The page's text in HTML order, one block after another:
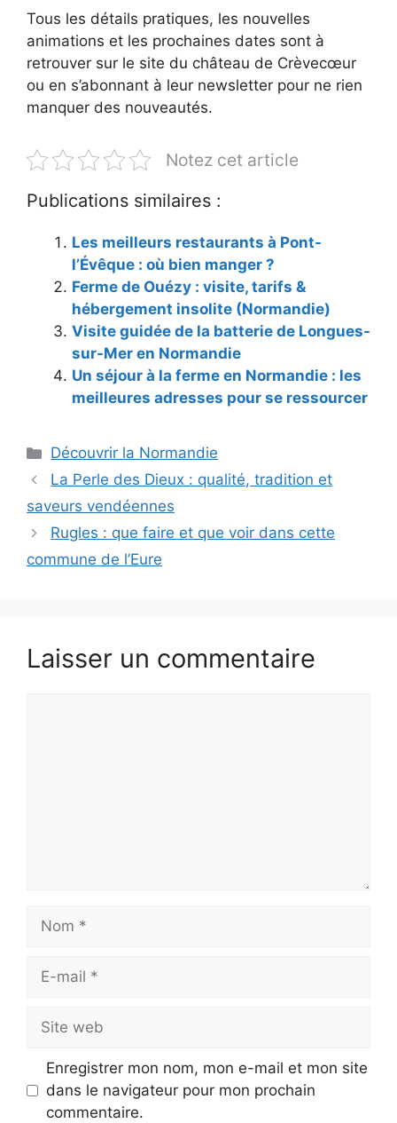
Tous les détails pratiques, les nouvelles
animations et les prochaines dates sont à
retrouver sur le site du château de Crèvecœur
ou en s’abonnant à leur newsletter pour ne rien
manquer des nouveautés.
Notez cet article
Publications similaires :
Les meilleurs restaurants à Pont-
l’Évêque : où bien manger ?
Ferme de Ouézy : visite, tarifs &
hébergement insolite (Normandie)
Visite guidée de la batterie de Longues-
sur-Mer en Normandie
Un séjour à la ferme en Normandie : les
meilleures adresses pour se ressourcer
Catégories
Découvrir la Normandie
La Perle des Dieux : qualité, tradition et
saveurs vendéennes
Rugles : que faire et que voir dans cette
commune de l’Eure
Laisser un commentaire
Nom
Site
web
Enregistrer mon nom, mon e-mail et mon site
dans le navigateur pour mon prochain
commentaire.